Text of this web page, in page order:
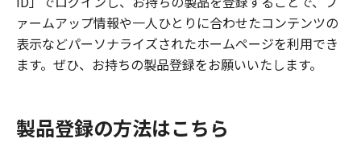
ァームアップ情報や一人ひとりに合わせたコンテンツの
表示などパーソナライズされたホームページを利用でき
ます。ぜひ、お持ちの製品登録をお願いいたします。
製品登録の方法はこちら